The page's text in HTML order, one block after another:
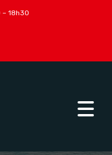
18h30